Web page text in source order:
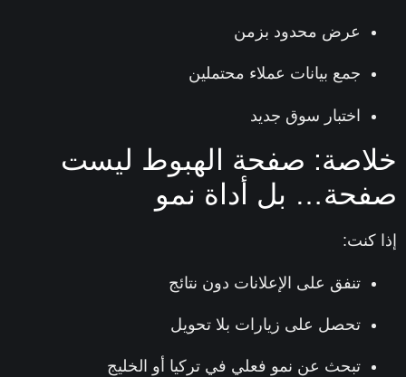
عرض محدود بزمن
جمع بيانات عملاء محتملين
اختبار سوق جديد
صفحة الهبوط ليست
بل أداة نمو
كنت:
تنفق على الإعلانات دون نتائج
تحصل على زيارات بلا تحويل
تبحث عن نمو فعلي في تركيا أو الخليج